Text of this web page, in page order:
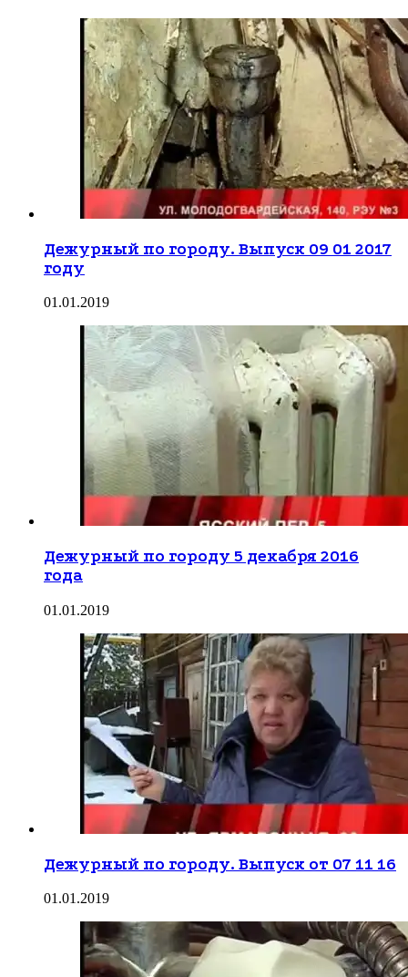
Дежурный по городу. Выпуск 09 01 2017
году
01.01.2019
Дежурный по городу 5 декабря 2016
года
01.01.2019
Дежурный по городу. Выпуск от 07 11 16
01.01.2019